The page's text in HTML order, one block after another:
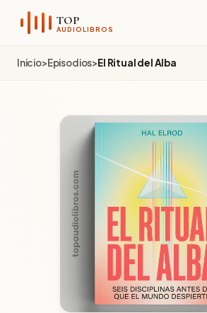
TOP
AUDIOLIBROSSobre el Canal
Telegram
Inicio>Episodios>El Ritual del Alba